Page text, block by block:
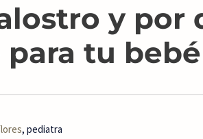
y por
tu bebé
, pediatra